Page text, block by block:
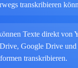
transkribieren
Texte direkt von
Google Drive und
transkribieren.